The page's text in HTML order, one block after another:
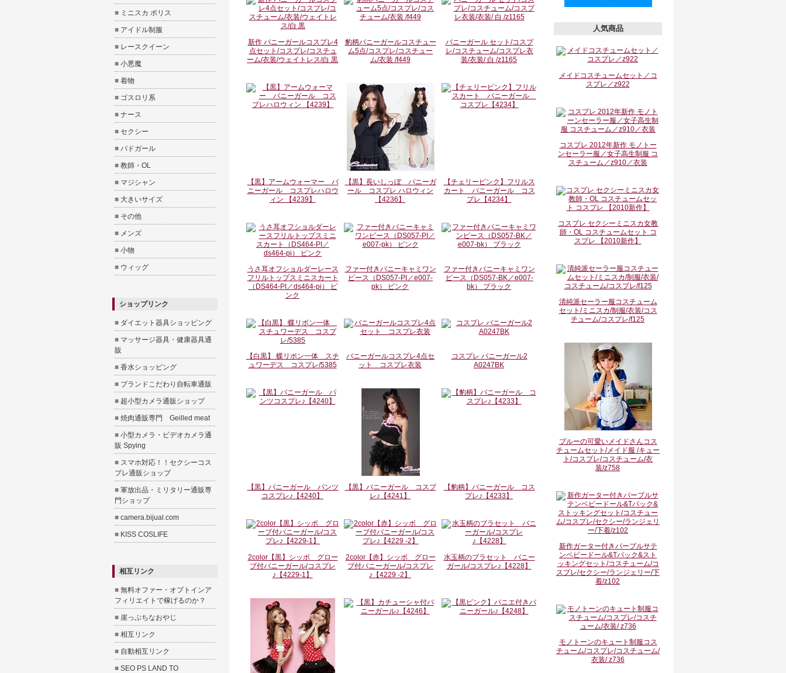
■ ミニスカ ポリス
■ アイドル制服
■ レースクイーン
■ 小悪魔
■ 着物
■ ゴスロリ系
■ ナース
■ セクシー
■ バドガール
■ 教師・OL
■ マジシャン
■ 大きいサイズ
■ その他
■ メンズ
■ 小物
■ ウィッグ
ショップリンク
■ ダイエット器具ショッピング
■ マッサージ器具・健康器具通
販
■ 香水ショッピング
■ ブランドこだわり自転車通販
■ 超小型カメラ通販ショップ
■ 焼肉通販専門 Geilled meat
■ 小型カメラ・ビデオカメラ通
販 Spying
■ スマホ対応！！セクシーコス
プレ通販ショップ
■ 軍放出品・ミリタリー通販専
門ショップ
■ camera.bijual.com
■ KISS COSLIFE
相互リンク
■ 無料オファー・オプトインア
フィリエイトで稼げるのか？
■ 崖っぷちなおやじ
■ 相互リンク
■ 自動相互リンク
■ SEO PS LAND TO
新作 バニーガールコスプレ4
点セット/コスプレ/コスチュ
ーム/衣装/ウェイトレス/白 黒
豹柄バニーガールコスチュー
ム5点/コスプレ/コスチュー
ム/衣装 /f449
バニーガール セット/コスプ
レ/コスチューム/コスプレ衣
装/衣装/ 白 /z1165
【黒】アームウォーマー バ
ニーガール コスプレハロウ
ィン 【4239】
【黒】長いしっぼ バニーガ
ール コスプレ ハロウィン
【4236】
【チェリーピンク】フリルス
カート バニーガール コス
プレ【4234】
うさ耳オフショルダーレース
フリルトップスミニスカート
（DS464-PI／ds464-pi） ピ
ンク
ファー付きバニーキャミワン
ピース（DS057-PI／e007-
pk） ピンク
ファー付きバニーキャミワン
ピース（DS057-BK／e007-
bk） ブラック
【白黒】 蝶リボン一体 スチ
ュワーデス コスプレ/5385
バニーガールコスプレ4点セ
ット コスプレ衣装
コスプレ バニーガール2
A0247BK
【黒】バニーガール パンツ
コスプレ♪【4240】
【黒】バニーガール コスプ
レ♪【4241】
【豹柄】バニーガール コス
プレ♪【4233】
2color【黒】シッボ グロー
ブ付バニーガール/コスプレ
♪【4229-1】
2color【赤】シッボ グロー
ブ付バニーガール/コスプレ
♪【4229 -2】
水玉柄のブラセット バニー
ガール/コスプレ♪【4228】
人気商品
メイドコスチュームセット／コ
スプレ／z922
コスプレ 2012年新作 モノトー
ンセーラー服／女子高生制服 コ
スチューム／z910／衣装
コスプレ セクシーミニスカ女教
師・OL コスチュームセット コ
スプレ 【2010新作】
清純派セーラー服コスチューム
セット/ミニスカ/制服/衣装/コス
チューム/コスプレ/f125
ブルーの可愛いメイドさんコス
チュームセット/メイド服 /キュー
ト/コスプレ/コスチューム/衣
装/z758
新作ガーター付きパープルサテ
ンベビードール&Tバック&スト
ッキングセット/コスチューム/コ
スプレ/セクシー/ランジェリー/下
着/z102
モノトーンのキュート制服コス
チューム/コスプレ/コスチューム/
衣装/ z736